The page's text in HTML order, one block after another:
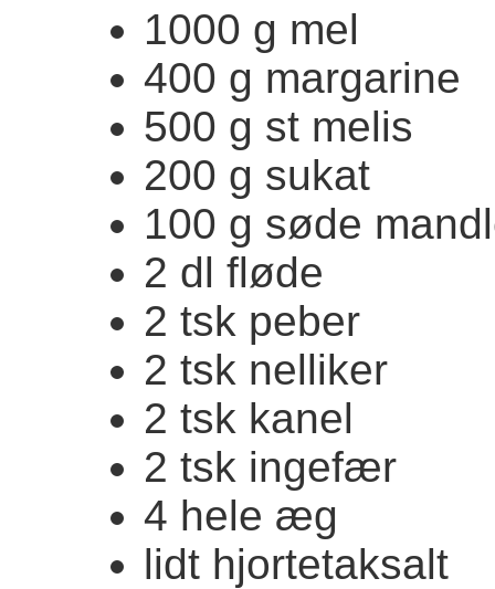
1000 g mel
400 g margarine
500 g st melis
200 g sukat
100 g søde
2 dl fløde
2 tsk peber
2 tsk nelliker
2 tsk kanel
2 tsk ingefær
4 hele æg
lidt hjortetaksalt